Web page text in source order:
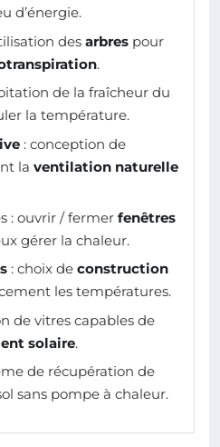
d’énergie.
des arbres pour
.
de la fraîcheur du
la température.
: conception de
la ventilation naturelle
: ouvrir / fermer fenêtres
gérer la chaleur.
: choix de construction
les températures.
de vitres capables de
solaire.
de récupération de
sans pompe à chaleur.